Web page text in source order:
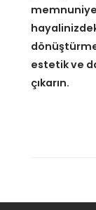
estetik ve
çıkarın.